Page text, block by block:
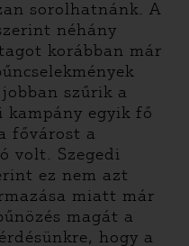
sorolhatnánk. A
néhány
korábban már
szűrik a
kampány egyik fő
fővárost a
volt. Szegedi
ez nem azt
miatt már
magát a
hogy a